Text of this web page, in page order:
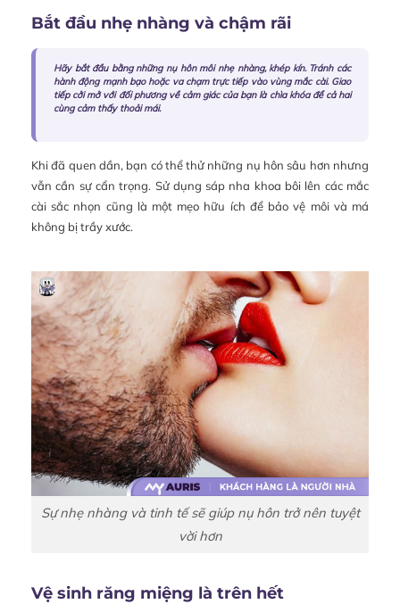
Bắt đầu nhẹ nhàng và chậm rãi
Hãy bắt đầu bằng những nụ hôn môi nhẹ nhàng, khép kín. Tránh các
hành động mạnh bạo hoặc va chạm trực tiếp vào vùng mắc cài. Giao
tiếp cởi mở với đối phương về cảm giác của bạn là chìa khóa để cả hai
cùng cảm thấy thoải mái.
Khi đã quen dần, bạn có thể thử những nụ hôn sâu hơn nhưng
vẫn cần sự cẩn trọng. Sử dụng sáp nha khoa bôi lên các mắc
cài sắc nhọn cũng là một mẹo hữu ích để bảo vệ môi và má
không bị trầy xước.
Sự nhẹ nhàng và tinh tế sẽ giúp nụ hôn trở nên tuyệt
vời hơn
Vệ sinh răng miệng là trên hết